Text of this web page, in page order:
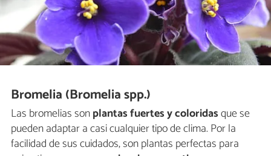
Bromelia (Bromelia spp.)
Las bromelias sonplantasfuertes y coloridasque se
pueden adaptar a casi cualquier tipo de clima. Por la
facilidad de sus cuidados, son plantas perfectas para